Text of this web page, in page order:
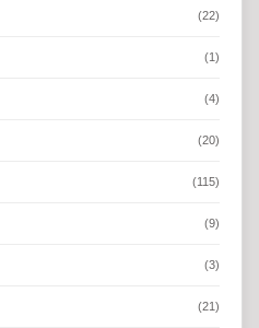
(22)
(1)
(4)
(20)
(115)
(9)
(3)
(21)